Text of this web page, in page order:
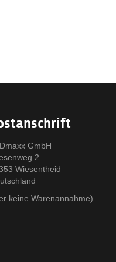
GmbH
2
Wiesentheid
keine Warenannahme)